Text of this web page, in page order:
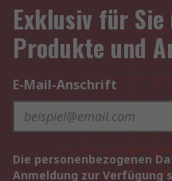
Exklusiv für
Produkte und
E-Mail-Anschrift
Die personenbezogenen
Anmeldung zur Verfügung